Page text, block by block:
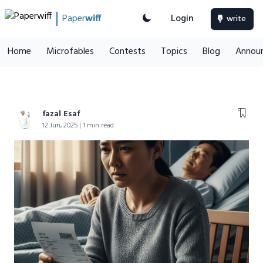
Paperwiff Login write
Home Microfables Contests Topics Blog
fazal Esaf
12 Jun, 2025 | 1 min read